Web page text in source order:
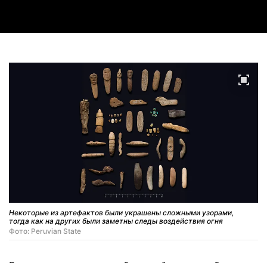
Некоторые из артефактов были украшены сложными узорами,
тогда как на других были заметны следы воздействия огня
Фото: Peruvian State